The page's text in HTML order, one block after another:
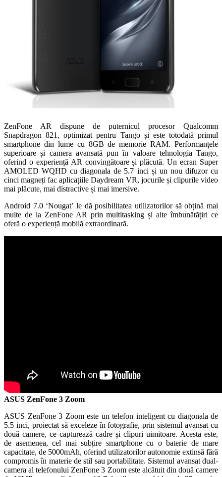
ZenFone AR dispune de puternicul procesor Qualcomm
Snapdragon 821, optimizat pentru Tango și este totodată primul
smartphone din lume cu 8GB de memorie RAM. Performanțele
superioare și camera avansată pun în valoare tehnologia Tango,
oferind o experiență AR convingătoare și plăcută. Un ecran Super
AMOLED WQHD cu diagonala de 5.7 inci și un nou difuzor cu
cinci magneți fac aplicațiile Daydream VR, jocurile și clipurile video
mai plăcute, mai distractive și mai imersive.
Android 7.0 ‘Nougat’ le dă posibilitatea utilizatorilor să obțină mai
multe de la ZenFone AR prin multitasking și alte îmbunătățiri ce
oferă o experiență mobilă extraordinară.
ASUS ZenFone 3 Zoom
ASUS ZenFone 3 Zoom este un telefon inteligent cu diagonala de
5.5 inci, proiectat să exceleze în fotografie, prin sistemul avansat cu
două camere, ce capturează cadre și clipuri uimitoare. Acesta este,
de asemenea, cel mai subțire smartphone cu o baterie de mare
capacitate, de 5000mAh, oferind utilizatorilor autonomie extinsă fără
compromis în materie de stil sau portabilitate. Sistemul avansat dual-
camera al telefonului ZenFone 3 Zoom este alcătuit din două camere